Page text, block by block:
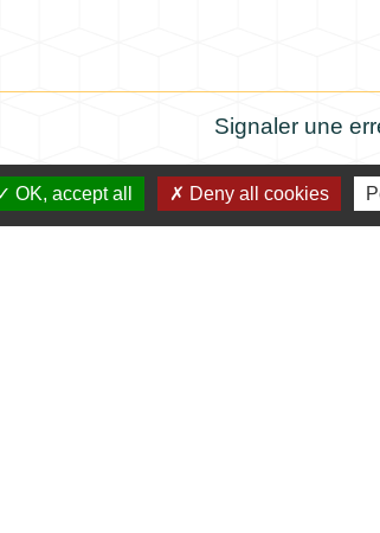
Signaler une
OK, accept all Deny all cookies